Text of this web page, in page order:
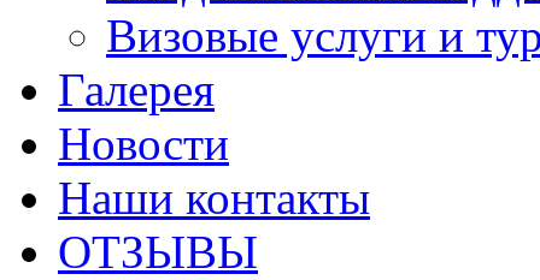
Визовые услуги и
Галерея
Новости
Наши контакты
ОТЗЫВЫ